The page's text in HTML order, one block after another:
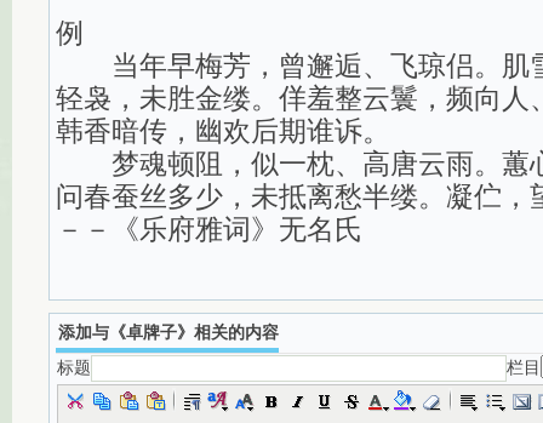
例
当年早梅芳，曾邂逅、飞琼侣。肌
轻袅，未胜金缕。佯羞整云鬟，频向人
韩香暗传，幽欢后期谁诉。
梦魂顿阻，似一枕、高唐云雨。蕙
问春蚕丝多少，未抵离愁半缕。凝伫，
－－《乐府雅词》无名氏
添加与《卓牌子》相关的内容
标题
栏目